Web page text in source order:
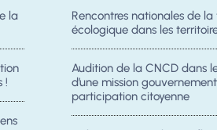
la
!
Rencontres nationales de la
écologique dans les
Audition de la CNCD dans
d’une mission
participation citoyenne